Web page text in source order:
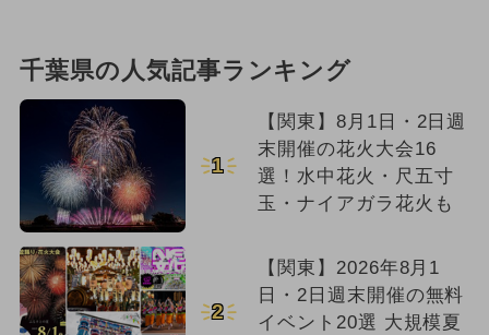
千葉県の人気記事ランキング
1
【関東】8月1日・2日週
末開催の花火大会16
選！水中花火・尺五寸
玉・ナイアガラ花火も
2
【関東】2026年8月1
日・2日週末開催の無料
イベント20選 大規模夏